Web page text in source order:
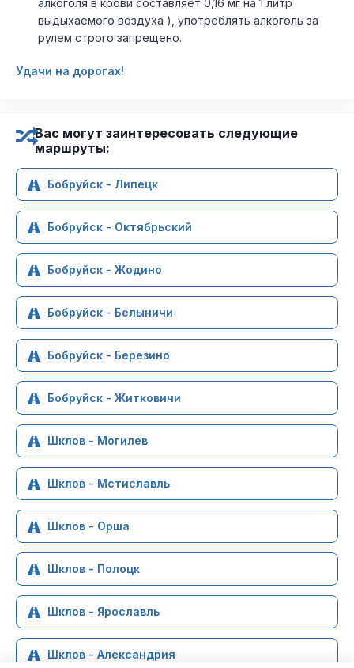
алкоголя в крови составляет 0,16 мг на 1 литр
выдыхаемого воздуха ), употреблять алкоголь за
рулем строго запрещено.
Удачи на дорогах!
Вас могут заинтересовать следующие
маршруты:
Бобруйск - Липецк
Бобруйск - Октябрьский
Бобруйск - Жодино
Бобруйск - Белыничи
Бобруйск - Березино
Бобруйск - Житковичи
Шклов - Могилев
Шклов - Мстиславль
Шклов - Орша
Шклов - Полоцк
Шклов - Ярославль
Шклов - Александрия